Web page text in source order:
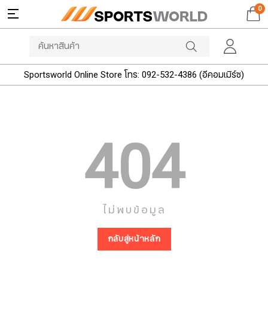
0
Sportsworld Online Store โทร: 092-532-4386 (อีคอมเมิร์ซ)
404
ไม่พบข้อมูล
กลับสู่หน้าหลัก